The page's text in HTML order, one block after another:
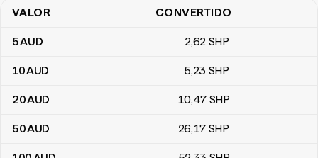
Tabela de conversão de Dólares australianos para Libras de
VALOR CONVERTIDO
5AUD 2,62 SHP
10AUD 5,23 SHP
20AUD 10,47 SHP
50AUD 26,17 SHP